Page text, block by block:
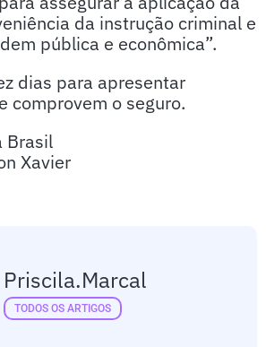
da instrução criminal e
pública e econômica”.
dias para apresentar
comprovem o seguro.
Brasil
Xavier
Priscila.marcal
TODOS OS ARTIGOS